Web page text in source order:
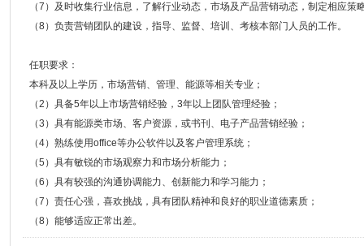
（7）及时收集行业信息，了解行业动态，市场及产品营销动态，制定相应策
（8）负责营销团队的建设，指导、监督、培训、考核本部门人员的工作。
任职要求：
本科及以上学历，市场营销、管理、能源等相关专业；
（2）具备5年以上市场营销经验，3年以上团队管理经验；
（3）具有能源类市场、客户资源，或书刊、电子产品营销经验；
（4）熟练使用office等办公软件以及客户管理系统；
（5）具有敏锐的市场观察力和市场分析能力；
（6）具有较强的沟通协调能力、创新能力和学习能力；
（7）责任心强，喜欢挑战，具有团队精神和良好的职业道德素质；
（8）能够适应正常出差。